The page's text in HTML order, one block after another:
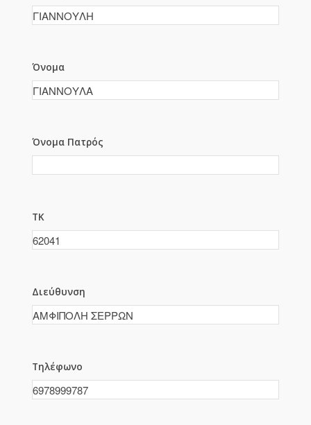
Όνομα
Όνομα Πατρός
ΤΚ
Διεύθυνση
Τηλέφωνο